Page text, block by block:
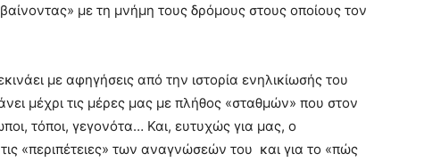
ΤΕΧΝΕΣ
με τη μνήμη τους δρόμους στους οποίους τον
με αφηγήσεις από την ιστορία ενηλικίωσής του
μέχρι τις μέρες μας με πλήθος «σταθμών» που στον
τόποι, γεγονότα… Και, ευτυχώς για μας, ο
«περιπέτειες» των αναγνώσεών του και για το «πώς